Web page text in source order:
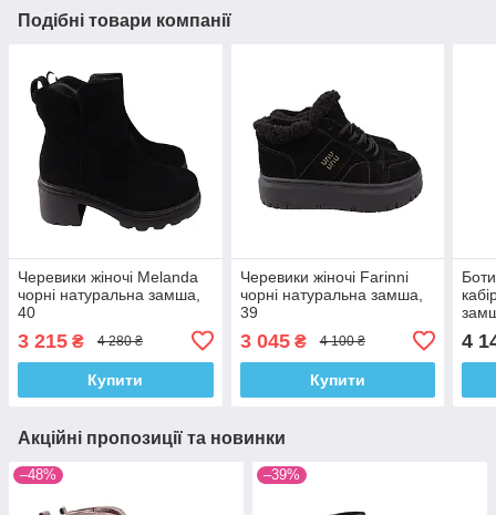
Подібні товари компанії
Черевики жіночі Melanda
чорні натуральна замша,
40
3 215 ₴ 4 280 ₴
Купити
Черевики жіночі Farinni
чорні натуральна замша,
39
3 045₴ 4 100 ₴
Купити
4
Акційні пропозиції та новинки
–48% –39%